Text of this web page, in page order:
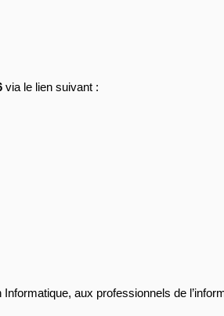
via le lien suivant :
aux professionnels de